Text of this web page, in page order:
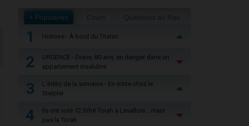
+ Populaires
1 Histoire - À bord du Titanic
2
URGENCE - Diane, 80 ans, en danger dans un
appartement insalubre
3
L'édito de la semaine - En visite chez le
Steipler
4
Ils ont volé 12 Sifré Torah à Levallois… mais
pas la Torah